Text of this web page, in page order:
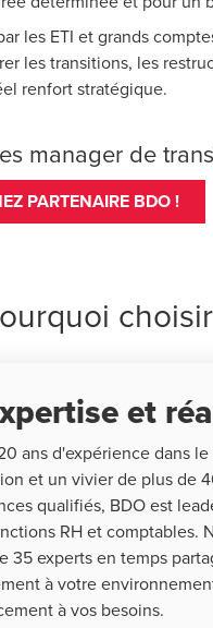
les ETI et grands
les transitions, les
renfort stratégique.
manager de
PARTENAIRE BDO !
et
ans d'expérience dans
et un vivier de plus de
qualifiés, BDO est
RH et comptables.
35 experts en temps
à votre
à vos besoins.